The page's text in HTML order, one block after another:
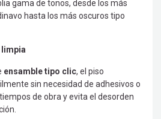
gama de tonos, desde los más
hasta los más oscuros tipo
limpia
ensamble tipo clic, el piso
sin necesidad de adhesivos o
de obra y evita el desorden